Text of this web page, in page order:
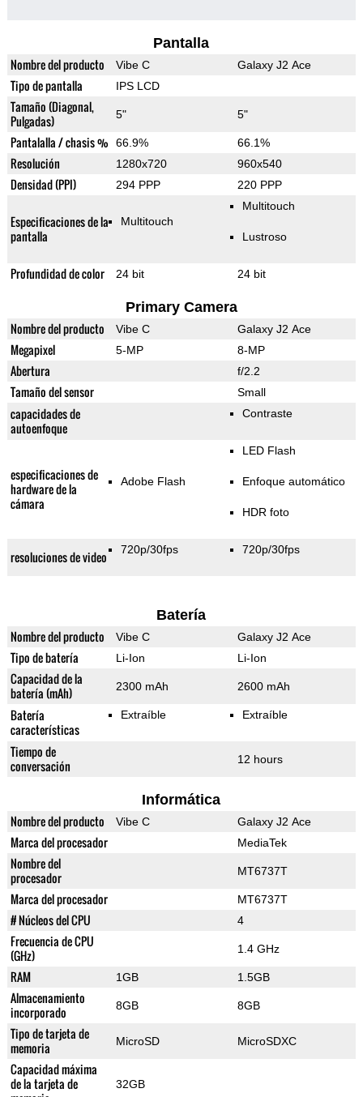
Pantalla
Nombre del producto Vibe C Galaxy J2 Ace
Tipo de pantalla IPS LCD
Tamaño (Diagonal,
Pulgadas)
5" 5"
Pantalalla / chasis % 66.9% 66.1%
Resolución 1280x720 960x540
Densidad (PPI) 294 PPP 220 PPP
Especificaciones de la
pantalla
Multitouch
Multitouch
Lustroso
Profundidad de color 24 bit 24 bit
Primary Camera
Nombre del producto Vibe C Galaxy J2 Ace
Megapixel 5-MP 8-MP
Abertura f/2.2
Tamaño del sensor Small
capacidades de
autoenfoque
Contraste
especificaciones de
hardware de la
cámara
Adobe Flash
LED Flash
Enfoque automático
HDR foto
resoluciones de video 720p/30fps 720p/30fps
Batería
Nombre del producto Vibe C Galaxy J2 Ace
Tipo de batería Li-Ion Li-Ion
Capacidad de la
batería (mAh)
2300 mAh 2600 mAh
Batería
características
Extraíble Extraíble
Tiempo de
conversación
12 hours
Informática
Nombre del producto Vibe C Galaxy J2 Ace
Marca del procesador MediaTek
Nombre del
procesador
MT6737T
Marca del procesador MT6737T
# Núcleos del CPU 4
Frecuencia de CPU
(GHz)
1.4 GHz
RAM 1GB 1.5GB
Almacenamiento
incorporado
8GB 8GB
Tipo de tarjeta de
memoria
MicroSD MicroSDXC
Capacidad máxima
de la tarjeta de
32GB